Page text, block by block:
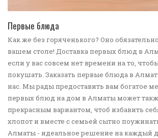
Первые блюда
Как же без горяченького? Оно
вашем столе! Доставка первых блюд в
если у вас совсем нет времени на то,
покушать. Заказать первые блюда в
нас. Мы рады предоставить вам богатое
первых блюд на дом в Алматы может
прекрасным вариантом, чтоб избавить
хлопот и вместе с семьей сытно
Алматы - идеальное решение на каждый